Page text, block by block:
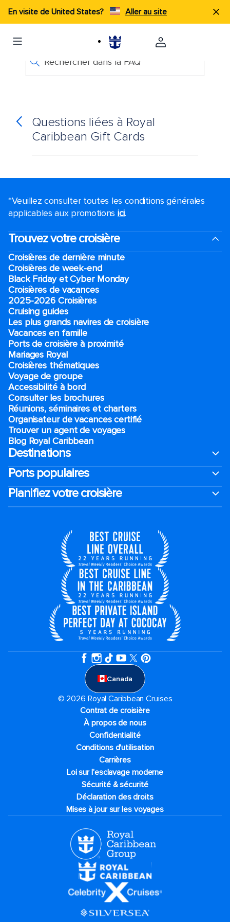
En visite de United States? Aller au site
Rechercher dans la FAQ
Questions liées à Royal
Caribbean Gift Cards
*Veuillez consulter toutes les conditions générales
applicables aux promotions ici.
Trouvez votre croisière
Croisières de dernière minute
Croisières de week-end
Black Friday et Cyber Monday
Croisières de vacances
2025-2026 Croisières
Cruising guides
Les plus grands navires de croisière
Vacances en famille
Ports de croisière à proximité
Mariages Royal
Croisières thématiques
Voyage de groupe​
Accessibilité à bord​
Consulter les brochures
Réunions, séminaires et charters
Organisateur de vacances certifié
Trouver un agent de voyages
Blog Royal Caribbean
Destinations
Ports populaires
Planifiez votre croisière
Canada
© 2026 Royal Caribbean Cruises
Contrat de croisière
À propos de nous
Confidentialité
Conditions d'utilisation
Carrières
Loi sur l'esclavage moderne
Sécurité & sécurité
Déclaration des droits
Mises à jour sur les voyages